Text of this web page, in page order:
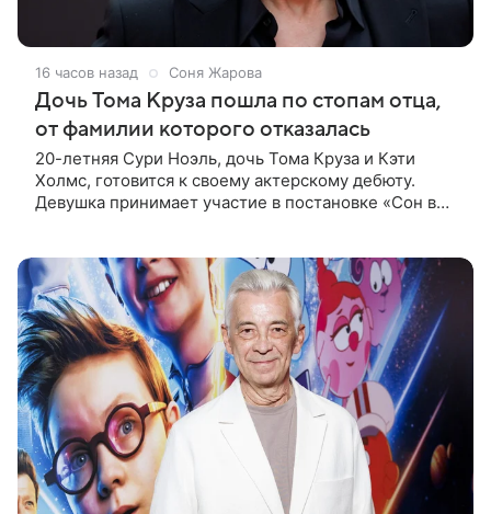
16 часов назад Соня Жарова
Дочь Тома Круза пошла по стопам отца,
от фамилии которого отказалась
20-летняя Сури Ноэль, дочь Тома Круза и Кэти
Холмс, готовится к своему актерскому дебюту.
Девушка принимает участие в постановке «Сон в